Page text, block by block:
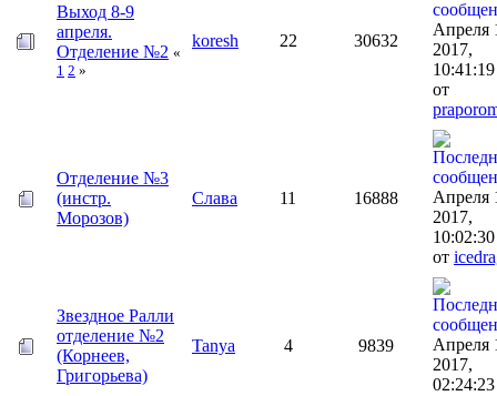
Выход 8-9
апреля.
Отделение №2 «
1 2 »
koresh 22 30632
Апреля
2017,
от
Отделение №3
(инстр.
Морозов)
Слава 11 16888
Апреля
2017,
от
Звездное Ралли
отделение №2
(Корнеев,
Григорьева)
Tanya 4 9839
Апреля
2017,